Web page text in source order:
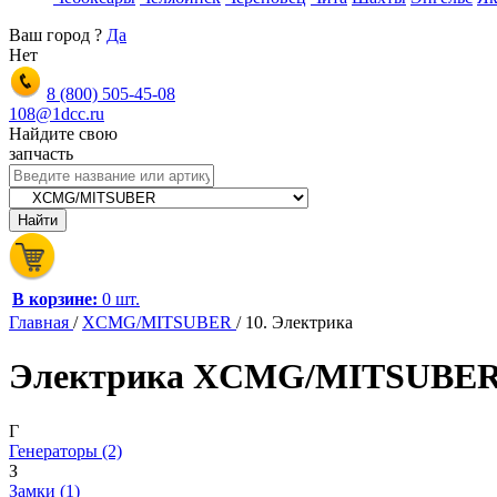
Ваш город ? Да
Нет
8 (800) 505-45-08
108@1dcc.ru
Найдите свою
запчасть
В корзине: 0 шт.
Главная / XCMG/MITSUBER / 10. Электрика
Электрика XCMG/
Г
Генераторы (2)
З
Замки (1)